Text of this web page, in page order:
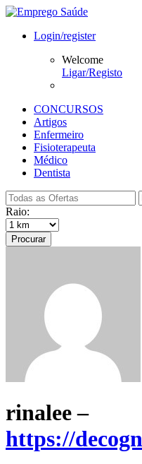
Login/register
Welcome
Ligar/Registo
CONCURSOS
Artigos
Enfermeiro
Fisioterapeuta
Médico
Dentista
Raio:
Procurar
rinalee –
https://